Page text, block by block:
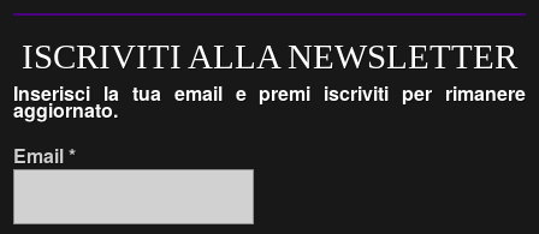
ISCRIVITI ALLA NEWSLETTER
Inserisci la tua email e premi iscriviti per rimanere
aggiornato.
Email*